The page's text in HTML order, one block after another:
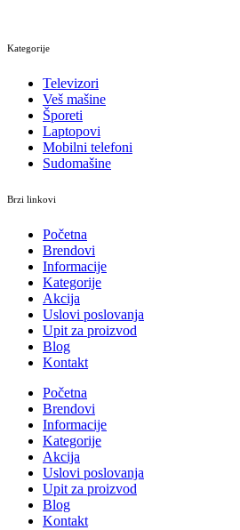
Kategorije
Televizori
Veš mašine
Šporeti
Laptopovi
Mobilni telefoni
Sudomašine
Brzi linkovi
Početna
Brendovi
Informacije
Kategorije
Akcija
Uslovi poslovanja
Upit za proizvod
Blog
Kontakt
Početna
Brendovi
Informacije
Kategorije
Akcija
Uslovi poslovanja
Upit za proizvod
Blog
Kontakt